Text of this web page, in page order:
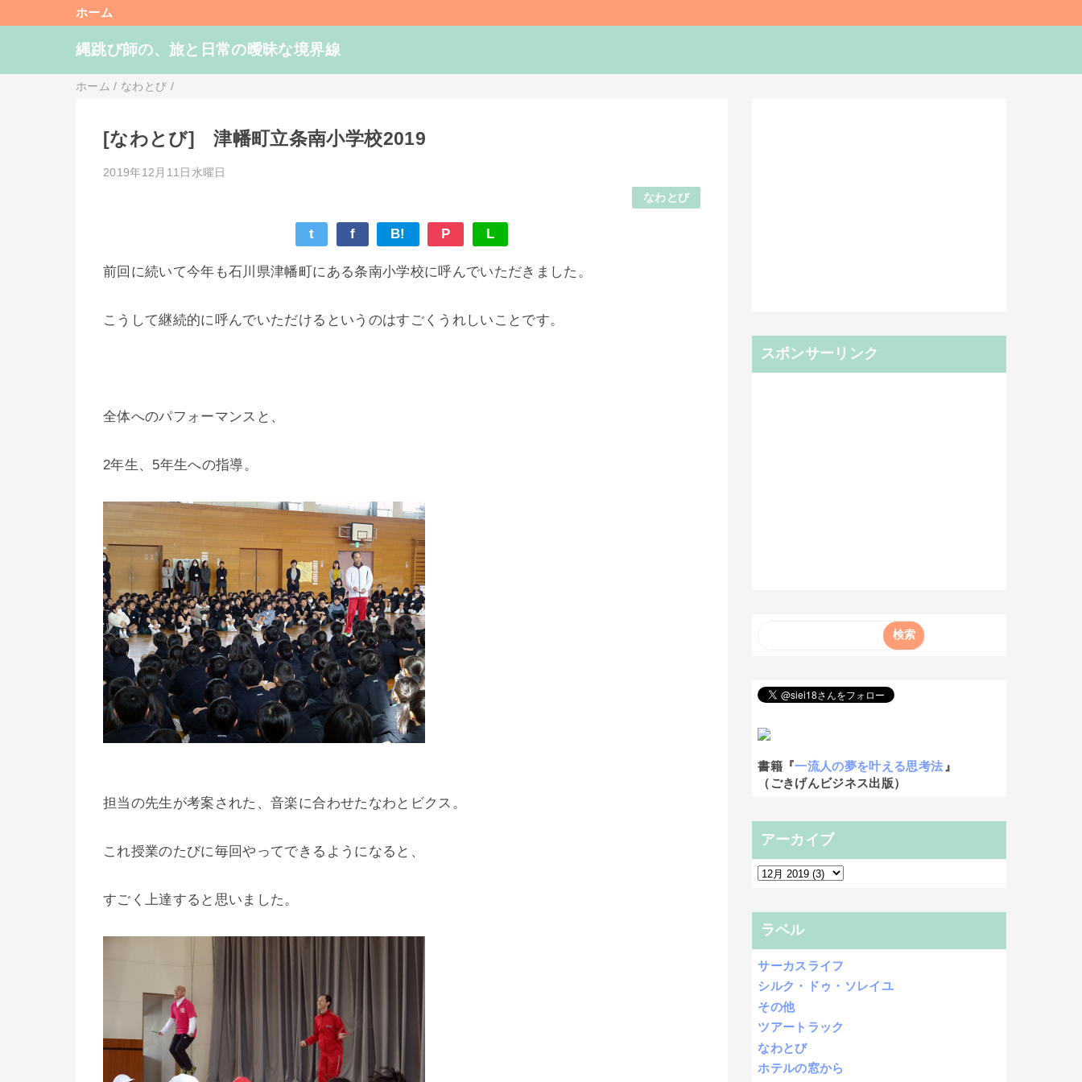
ホーム
縄跳び師の、旅と日常の曖昧な境界線
ホーム / なわとび /
[なわとび] 津幡町立条南小学校2019
2019年12月11日水曜日
なわとび
t f B! P L
前回に続いて今年も石川県津幡町にある条南小学校に呼んでいただきました。
こうして継続的に呼んでいただけるというのはすごくうれしいことです。
全体へのパフォーマンスと、
2年生、5年生への指導。
担当の先生が考案された、音楽に合わせたなわとビクス。
これ授業のたびに毎回やってできるようになると、
すごく上達すると思いました。
スポンサーリンク
書籍『一流人の夢を叶える思考法』
（ごきげんビジネス出版）
アーカイブ
ラベル
サーカスライフ
シルク・ドゥ・ソレイユ
その他
ツアートラック
なわとび
ホテルの窓から